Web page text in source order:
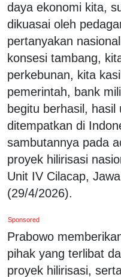
daya ekonomi kita,
dikuasai oleh
pertanyakan
konsesi tambang,
perkebunan, kita
pemerintah, bank
begitu berhasil, hasil
ditempatkan di
sambutannya pada
proyek hilirisasi
Unit IV Cilacap,
(29/4/2026).
Sponsored
Prabowo
pihak yang terlibat
proyek hilirisasi,